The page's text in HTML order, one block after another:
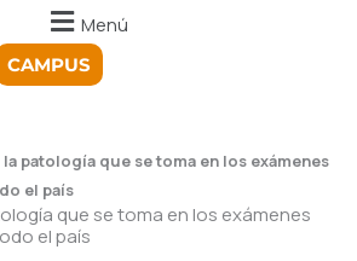
Menú
CAMPUS
patología que se toma en los exámenes
el país
que se toma en los exámenes
el país